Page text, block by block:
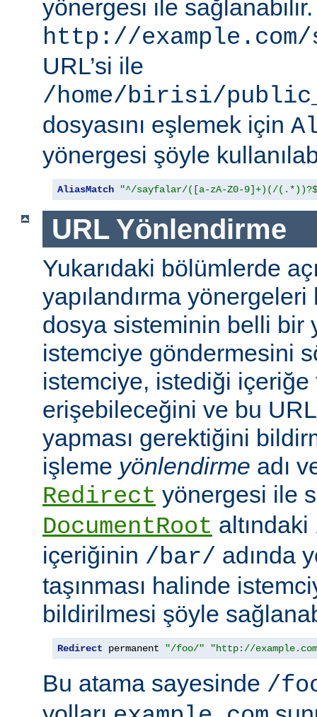
yönergesi ile
http://
URL’si ile
/home/birisi/
dosyasını eşlemek için
yönergesi şöyle
AliasMatch "^/sayfalar/([a-zA-Z0-9]+)(/
URL Yönlendirme
Yukarıdaki bölümlerde
yapılandırma yönergeleri
dosya sisteminin belli bir
istemciye göndermesini
istemciye, istediği içeriğe
erişebileceğini ve bu
yapması gerektiğini
işleme yönlendirme adı
Redirect yönergesi ile
DocumentRoot altındaki
içeriğinin /bar/ adında
taşınması halinde
bildirilmesi şöyle
Redirect permanent "/foo/" "http://
Bu atama sayesinde /